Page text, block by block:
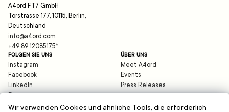
A4ord FT7 GmbH
Torstrasse 177, 10115, Berlin,
Deutschland
info@a4ord.com
+49 89 12085175*
FOLGEN SIE UNS
Instagram
Facebook
LinkedIn
Expats
Blog
ÜBER UNS
Meet A4ord
Events
Press Releases
Wir verwenden Cookies und ähnliche Tools, die erforderlich